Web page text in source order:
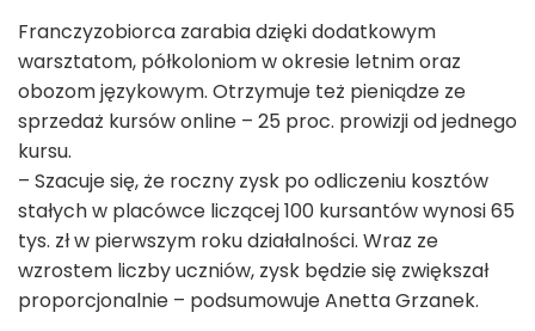
Franczyzobiorca zarabia dzięki dodatkowym
warsztatom, półkoloniom w okresie letnim oraz
obozom językowym. Otrzymuje też pieniądze ze
sprzedaż kursów online – 25 proc. prowizji od jednego
kursu.
– Szacuje się, że roczny zysk po odliczeniu kosztów
stałych w placówce liczącej 100 kursantów wynosi 65
tys. zł w pierwszym roku działalności. Wraz ze
wzrostem liczby uczniów, zysk będzie się zwiększał
proporcjonalnie – podsumowuje Anetta Grzanek.